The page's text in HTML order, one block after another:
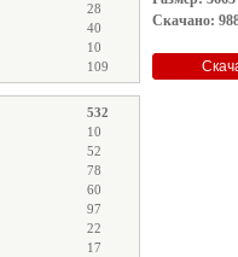
28
40
10
109
532
10
52
78
60
97
22
17
Скачано: